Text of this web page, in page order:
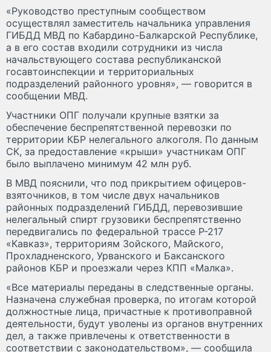
«Руководство преступным сообществом
осуществлял заместитель начальника управления
ГИБДД МВД по Кабардино-Балкарской Республике,
а в его состав входили сотрудники из числа
начальствующего состава республиканской
госавтоинспекции и территориальных
подразделений районного уровня», — говорится в
сообщении МВД.
Участники ОПГ получали крупные взятки за
обеспечение беспрепятственной перевозки по
территории КБР нелегального алкоголя. По данным
СК, за предоставление «крыши» участникам ОПГ
было выплачено минимум 42 млн руб.
В МВД пояснили, что под прикрытием офицеров-
взяточников, в том числе двух начальников
районных подразделений ГИБДД, перевозившие
нелегальный спирт грузовики беспрепятственно
передвигались по федеральной трассе Р-217
«Кавказ», территориям Зойского, Майского,
Прохладненского, Урванского и Баксанского
районов КБР и проезжали через КПП «Малка».
«Все материалы переданы в следственные органы.
Назначена служебная проверка, по итогам которой
должностные лица, причастные к противоправной
деятельности, будут уволены из органов внутренних
дел, а также привлечены к ответственности в
соответствии с законодательством», — сообщила